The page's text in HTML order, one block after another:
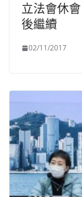
立法會休
後繼續
02/11/2017